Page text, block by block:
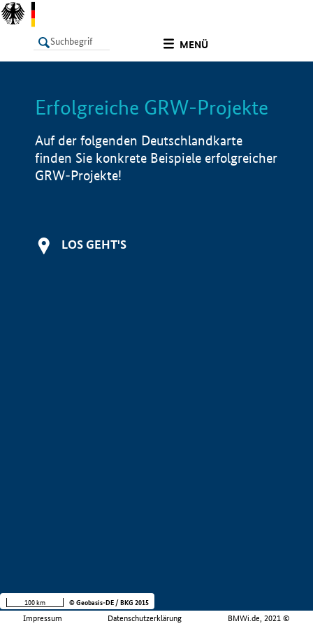
MENÜ
LISTE Info
Erfolgreiche GRW-Projekte
Auf der folgenden Deutschlandkarte
finden Sie konkrete Beispiele erfolgreicher
GRW-Projekte!
LOS GEHT'S
Impressum Datenschutzerklärung BMWi.de, 2021 ©
100 km © Geobasis-DE / BKG 2015